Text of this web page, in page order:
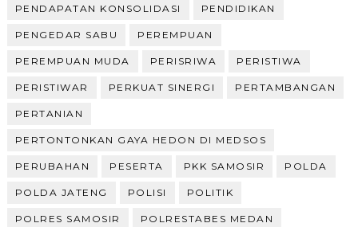
PENDAPATAN KONSOLIDASI PENDIDIKAN
PENGEDAR SABU PEREMPUAN
PEREMPUAN MUDA PERISRIWA PERISTIWA
PERISTIWAR PERKUAT SINERGI PERTAMBANGAN
PERTANIAN
PERTONTONKAN GAYA HEDON DI MEDSOS
PERUBAHAN PESERTA PKK SAMOSIR POLDA
POLDA JATENG POLISI POLITIK
POLRES SAMOSIR POLRESTABES MEDAN